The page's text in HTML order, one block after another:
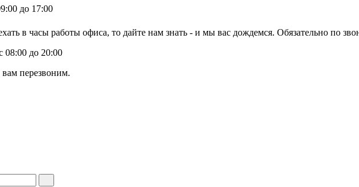
до 17:00
в часы работы офиса, то дайте нам знать - и мы вас дождемся. Обязательно по
08:00 до 20:00
вам перезвоним.